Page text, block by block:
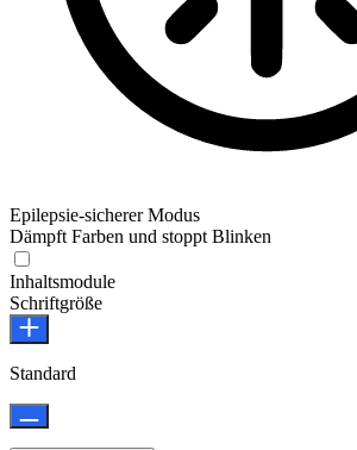
Epilepsie-sicherer Modus
Dämpft Farben und stoppt Blinken
Inhaltsmodule
Schriftgröße
Standard